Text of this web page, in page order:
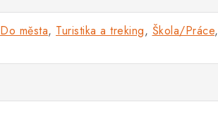
Do města, Turistika a treking, Škola/Práce,